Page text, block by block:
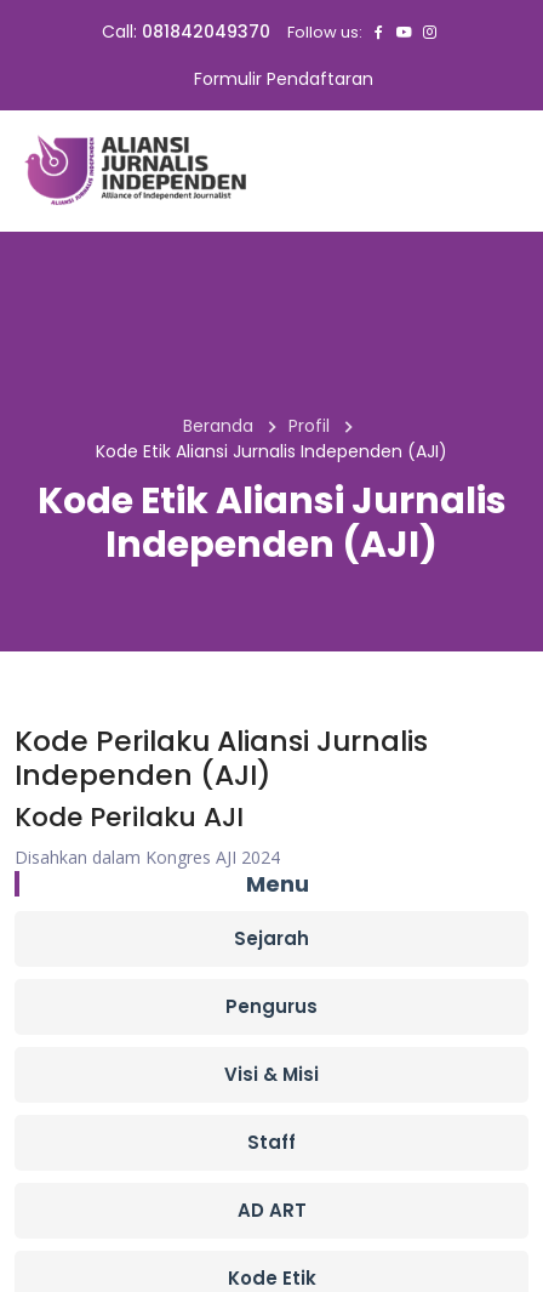
Call: 081842049370 Follow us:
Formulir Pendaftaran
Beranda
Profil
Kode Etik Aliansi Jurnalis Independen (AJI)
Kode Etik Aliansi Jurnalis
Independen (AJI)
Kode Perilaku Aliansi Jurnalis
Independen (AJI)
Kode Perilaku AJI
Disahkan dalam Kongres AJI 2024
Menu
Sejarah
Pengurus
Visi & Misi
Staff
AD ART
Kode Etik